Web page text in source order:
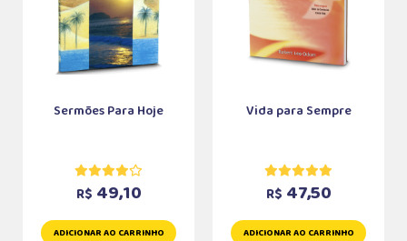
Sermões Para Hoje
R$ 49,10
ADICIONAR AO CARRINHO
Vida para Sempre
R$ 47,50
ADICIONAR AO CARRINHO